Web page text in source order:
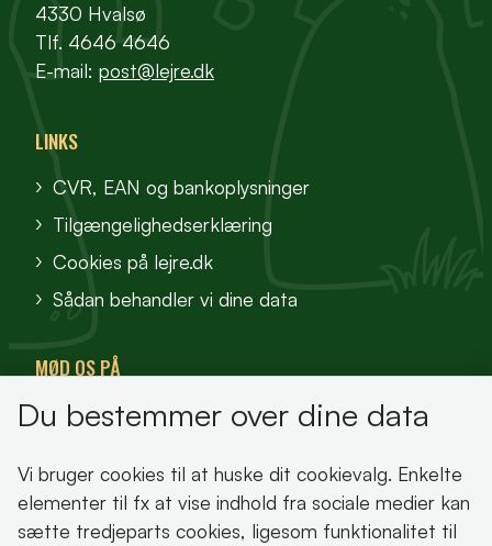
4330 Hvalsø
Tlf. 4646 4646
E-mail: post@lejre.dk
LINKS
CVR, EAN og bankoplysninger
Tilgængelighedserklæring
Cookies på lejre.dk
Sådan behandler vi dine data
MØD OS PÅ
VisitFjordlandet
Oplev Lejre
Du bestemmer over dine data
Vi bruger cookies til at huske dit cookievalg. Enkelte
elementer til fx at vise indhold fra sociale medier kan
sætte tredjeparts cookies, ligesom funktionalitet til